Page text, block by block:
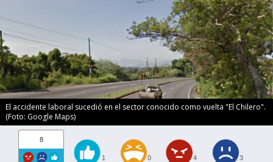
El accidente laboral sucedió en el sector conocido como vuelta "El Chilero".
(Foto: Google Maps)
8
1 0 4 3